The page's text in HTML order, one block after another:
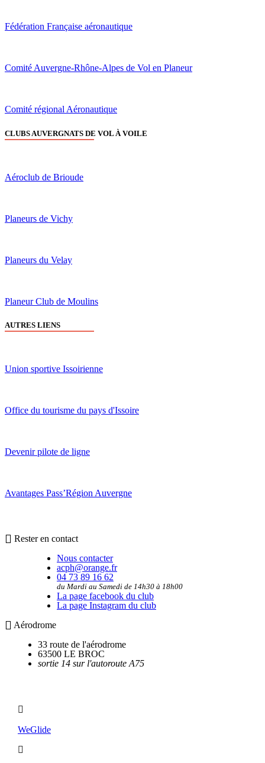
Fédération Française aéronautique
Comité Auvergne-Rhône-Alpes de Vol en Planeur
Comité régional Aéronautique
CLUBS AUVERGNATS DE VOL À VOILE
Aéroclub de Brioude
Planeurs de Vichy
Planeurs du Velay
Planeur Club de Moulins
AUTRES LIENS
Union sportive Issoirienne
Office du tourisme du pays d'Issoire
Devenir pilote de ligne
Avantages Pass’Région Auvergne
Rester en contact
Nous contacter
acph@orange.fr
04 73 89 16 62
du Mardi au Samedi de 14h30 à 18h00
La page facebook du club
La page Instagram du club
Aérodrome
33 route de l'aérodrome
63500 LE BROC
sortie 14 sur l'autoroute A75
WeGlide